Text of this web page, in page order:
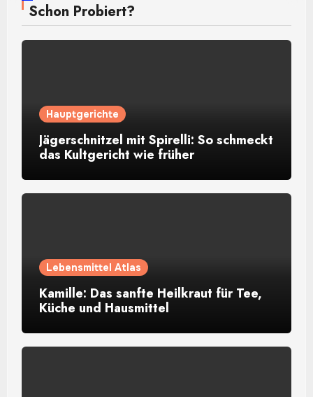
Schon Probiert?
Hauptgerichte
Jägerschnitzel mit Spirelli: So schmeckt
das Kultgericht wie früher
Lebensmittel Atlas
Kamille: Das sanfte Heilkraut für Tee,
Küche und Hausmittel